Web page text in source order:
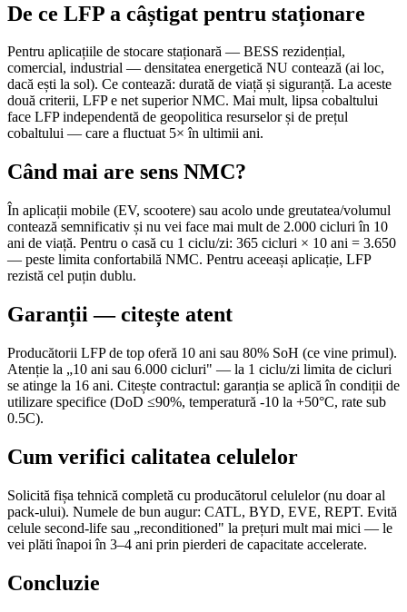
De ce LFP a câștigat pentru staționare
Pentru aplicațiile de stocare staționară — BESS rezidențial,
comercial, industrial — densitatea energetică NU contează (ai loc,
dacă ești la sol). Ce contează: durată de viață și siguranță. La aceste
două criterii, LFP e net superior NMC. Mai mult, lipsa cobaltului
face LFP independentă de geopolitica resurselor și de prețul
cobaltului — care a fluctuat 5× în ultimii ani.
Când mai are sens NMC?
În aplicații mobile (EV, scootere) sau acolo unde greutatea/volumul
contează semnificativ și nu vei face mai mult de 2.000 cicluri în 10
ani de viață. Pentru o casă cu 1 ciclu/zi: 365 cicluri × 10 ani = 3.650
— peste limita confortabilă NMC. Pentru aceeași aplicație, LFP
rezistă cel puțin dublu.
Garanții — citește atent
Producătorii LFP de top oferă 10 ani sau 80% SoH (ce vine primul).
Atenție la „10 ani sau 6.000 cicluri" — la 1 ciclu/zi limita de cicluri
se atinge la 16 ani. Citește contractul: garanția se aplică în condiții de
utilizare specifice (DoD ≤90%, temperatură -10 la +50°C, rate sub
0.5C).
Cum verifici calitatea celulelor
Solicită fișa tehnică completă cu producătorul celulelor (nu doar al
pack-ului). Numele de bun augur: CATL, BYD, EVE, REPT. Evită
celule second-life sau „reconditioned" la prețuri mult mai mici — le
vei plăti înapoi în 3–4 ani prin pierderi de capacitate accelerate.
Concluzie